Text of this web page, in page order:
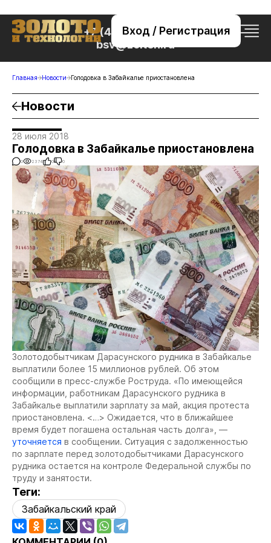
Вход / Регистрация
+7 (495) 221-76-32
bsv@zolteh.ru
Главная Новости Голодовка в Забайкалье приостановлена
Новости
28 июля 2018
Голодовка в Забайкалье приостановлена
0 2374 0 0
Золотодобытчикам Дарасунского рудника в Забайкалье
выплатили более 15 миллионов рублей. Об этом
сообщили в пресс-службе Роструда. «По имеющейся
информации, работникам Дарасунского рудника в
Забайкалье выплатили зарплату за май, акция протеста
приостановлена. <…> Ожидается, что в ближайшее
время будет погашена остальная часть долга», —
уточняется в сообщении. Ситуация с задолженностью
по зарплате перед золотодобытчиками Дарасунского
рудника остается на контроле Федеральной службы по
труду и занятости.
Теги:
Забайкальский край